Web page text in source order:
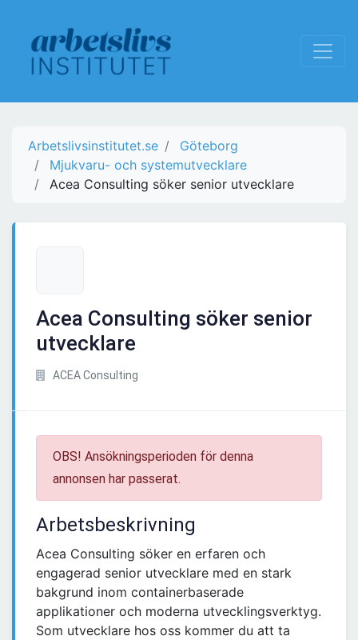
Arbetslivsinstitutet.se
Göteborg
Mjukvaru- och systemutvecklare
Acea Consulting söker senior utvecklare
Acea Consulting söker senior
utvecklare
ACEA Consulting
OBS! Ansökningsperioden för denna
annonsen har passerat.
Arbetsbeskrivning
Acea Consulting söker en erfaren och
engagerad senior utvecklare med en stark
bakgrund inom containerbaserade
applikationer och moderna utvecklingsverktyg.
Som utvecklare hos oss kommer du att ta